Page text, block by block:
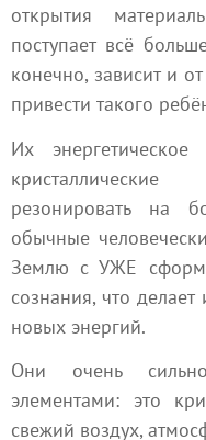
открытия
поступает всё
конечно, зависит и
привести такого
Их
резонировать на
обычные
Землю с УЖЕ
сознания, что
новых энергий.
Они очень
элементами: это
свежий воздух,